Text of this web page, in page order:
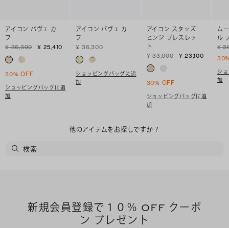
アイコン パヴェ カ
フ
¥ 36,300
¥ 25,410
30% OFF
ショッピングバッグに追
加
アイコン パヴェ カ
フ
¥ 36,300
ショッピングバッグに追
加
アイコン スタッズ
ヒンジ ブレスレッ
ト
¥ 33,000
¥ 23,100
30% OFF
ショッピングバッグに追
加
ム
ル
¥
シ
加
他のアイテムをお探しですか？
新規会員登録で１０％ OFF クーポ
ン プレゼント